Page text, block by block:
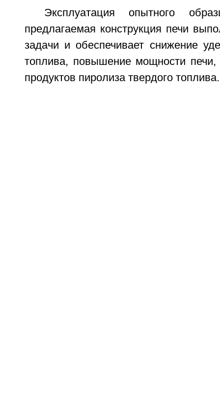
Эксплуатация опытного
предлагаемая конструкция печи
задачи и обеспечивает снижение
топлива, повышение мощности
продуктов пиролиза твердого топлива.